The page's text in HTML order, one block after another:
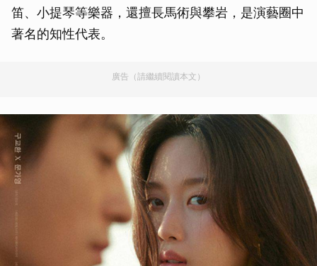
笛、小提琴等樂器，還擅長馬術與攀岩，是演藝圈中
著名的知性代表。
廣告（請繼續閱讀本文）